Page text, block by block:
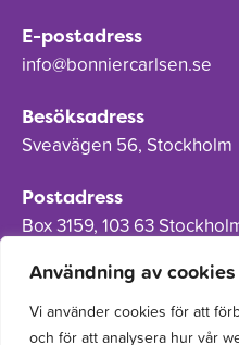
Användning av
Vi använder cookies för att
och för att analysera hur vår
E-postadress
info@bonniercarlsen.se
Besöksadress
Sveavägen 56, Stockholm
Postadress
Box 3159, 103 63